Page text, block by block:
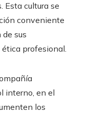
Esta cultura se
conveniente
sus
profesional.
interno, en el
los